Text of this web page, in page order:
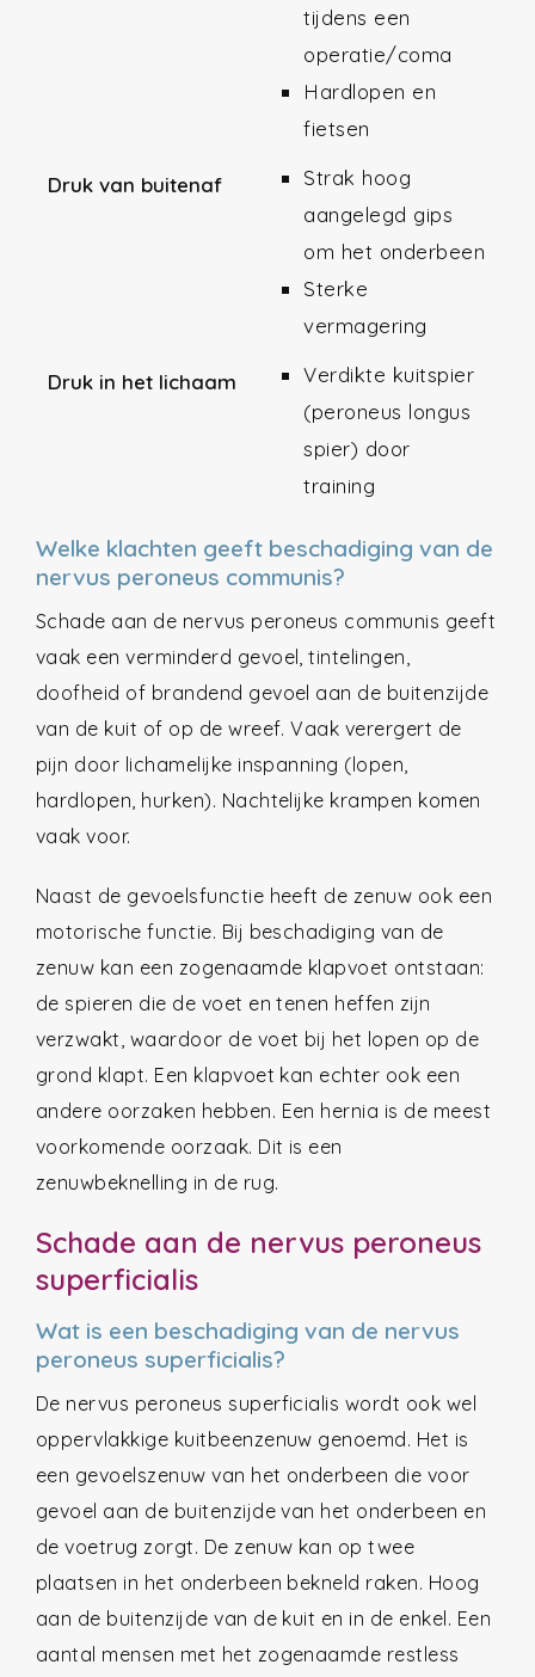
tijdens een
operatie/coma
Hardlopen en
fietsen
Druk van buitenaf
Strak hoog
aangelegd gips
om het onderbeen
Sterke
vermagering
Druk in het lichaam
Verdikte kuitspier
(peroneus longus
spier) door
training
Welke klachten geeft beschadiging van de
nervus peroneus communis?
Schade aan de nervus peroneus communis geeft
vaak een verminderd gevoel, tintelingen,
doofheid of brandend gevoel aan de buitenzijde
van de kuit of op de wreef. Vaak verergert de
pijn door lichamelijke inspanning (lopen,
hardlopen, hurken). Nachtelijke krampen komen
vaak voor.
Naast de gevoelsfunctie heeft de zenuw ook een
motorische functie. Bij beschadiging van de
zenuw kan een zogenaamde klapvoet ontstaan:
de spieren die de voet en tenen heffen zijn
verzwakt, waardoor de voet bij het lopen op de
grond klapt. Een klapvoet kan echter ook een
andere oorzaken hebben. Een hernia is de meest
voorkomende oorzaak. Dit is een
zenuwbeknelling in de rug.
Schade aan de nervus peroneus
superficialis
Wat is een beschadiging van de nervus
peroneus superficialis?
De nervus peroneus superficialis wordt ook wel
oppervlakkige kuitbeenzenuw genoemd. Het is
een gevoelszenuw van het onderbeen die voor
gevoel aan de buitenzijde van het onderbeen en
de voetrug zorgt. De zenuw kan op twee
plaatsen in het onderbeen bekneld raken. Hoog
aan de buitenzijde van de kuit en in de enkel. Een
aantal mensen met het zogenaamde restless